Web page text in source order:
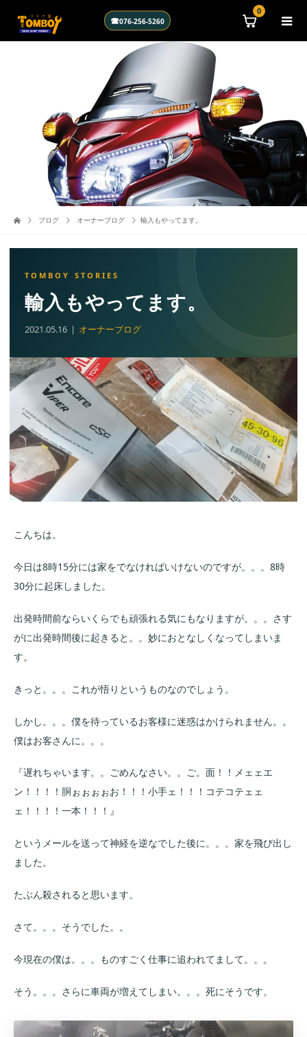
0
☎076-256-5260
ブログ オーナーブログ 輸入もやってます。
輸入もやってます。
2021.05.16 オーナーブログ
こんちは。
今日は8時15分には家をでなければいけないのですが。。。8時
30分に起床しました。
出発時間前ならいくらでも頑張れる気にもなりますが。。。さす
がに出発時間後に起きると。。妙におとなしくなってしまいま
す。
きっと。。。これが悟りというものなのでしょう。
しかし。。。僕を待っているお客様に迷惑はかけられません。。
僕はお客さんに。。。
『遅れちゃいます。。ごめんなさい。。ご。面！！メェェエ
ン！！！！胴ぉぉぉぉお！！！小手ェ！！！コテコテェェ
ェ！！！！一本！！！』
というメールを送って神経を逆なでした後に。。。家を飛び出し
ました。
たぶん殺されると思います。
さて。。。そうでした。。
今現在の僕は。。。ものすごく仕事に追われてまして。。。
そう。。。さらに車両が増えてしまい。。。死にそうです。